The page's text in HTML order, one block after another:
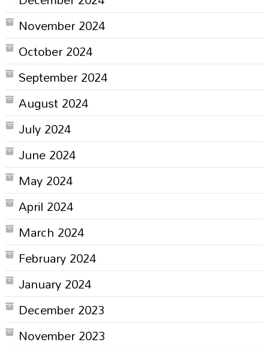
November 2024
October 2024
September 2024
August 2024
July 2024
June 2024
May 2024
April 2024
March 2024
February 2024
January 2024
December 2023
November 2023